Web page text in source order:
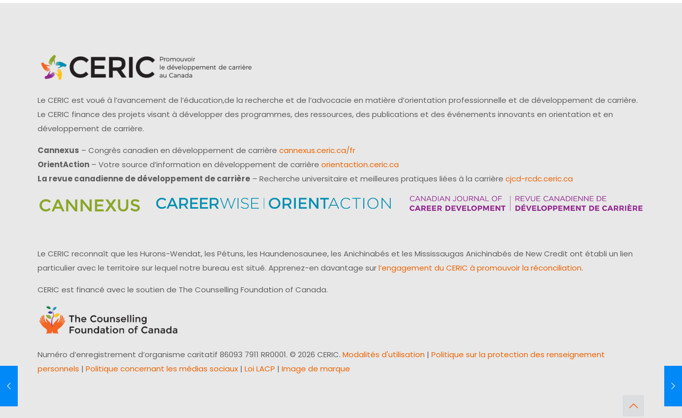
Le CERIC est voué à l’avancement de l’éducation,de la recherche et de l’advocacie en matière d’orientation professionnelle et de développement de carrière.
Le CERIC finance des projets visant à développer des programmes, des ressources, des publications et des événements innovants en orientation et en
développement de carrière.
Cannexus – Congrès canadien en développement de carrière cannexus.ceric.ca/fr
OrientAction – Votre source d’information en développement de carrière orientaction.ceric.ca
La revue canadienne de développement de carrière – Recherche universitaire et meilleures pratiques liées à la carrière cjcd-rcdc.ceric.ca
Le CERIC reconnaît que les Hurons-Wendat, les Pétuns, les Haundenosaunee, les Anichinabés et les Mississaugas Anichinabés de New Credit ont établi un lien
particulier avec le territoire sur lequel notre bureau est situé. Apprenez-en davantage surl’engagement du CERIC à promouvoir la réconciliation.
CERIC est financé avec le soutien de The Counselling Foundation of Canada.
Numéro d’enregistrement d’organisme caritatif 86093 7911 RR0001. © 2026 CERIC. Modalités d'utilisation | Politique sur la protection des renseignement
personnels | Politique concernant les médias sociaux | Loi LACP | Image de marque